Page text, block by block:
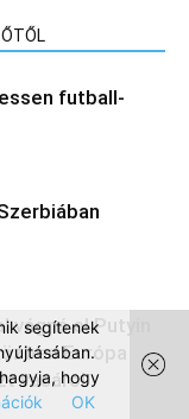
futball-
el Putyin
Európa
vásárol
segítenek
hogy
OK